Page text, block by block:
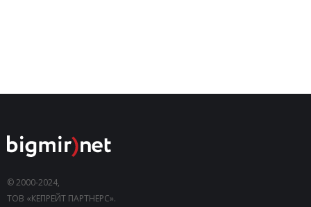
© 2000-2024,
ТОВ «КЕПРЕЙТ ПАРТНЕРС».